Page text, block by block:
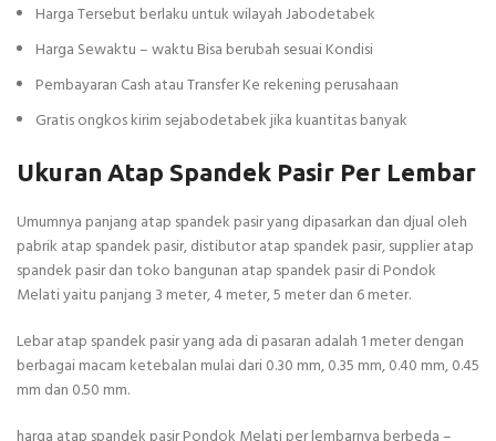
Harga Tersebut berlaku untuk wilayah Jabodetabek
Harga Sewaktu – waktu Bisa berubah sesuai Kondisi
Pembayaran Cash atau Transfer Ke rekening perusahaan
Gratis ongkos kirim sejabodetabek jika kuantitas banyak
Ukuran Atap Spandek Pasir Per Lembar
Umumnya panjang atap spandek pasir yang dipasarkan dan djual oleh
pabrik atap spandek pasir, distibutor atap spandek pasir, supplier atap
spandek pasir dan toko bangunan atap spandek pasir di Pondok
Melati yaitu panjang 3 meter, 4 meter, 5 meter dan 6 meter.
Lebar atap spandek pasir yang ada di pasaran adalah 1 meter dengan
berbagai macam ketebalan mulai dari 0.30 mm, 0.35 mm, 0.40 mm, 0.45
mm dan 0.50 mm.